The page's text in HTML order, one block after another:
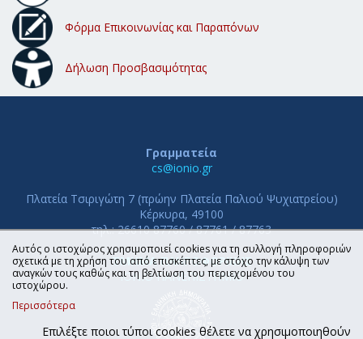
Φόρμα Επικοινωνίας και Παραπόνων
Δήλωση Προσβασιμότητας
Γραμματεία
cs@ionio.gr
Πλατεία Τσιριγώτη 7 (πρώην Πλατεία Παλιού Ψυχιατρείου)
Κέρκυρα, 49100
τηλ.: 26610 87760 / 87761 / 87763
ΤΜΗΜΑ ΠΛΗΡΟΦΟΡΙΚΗΣ
ΙΟΝΙΟ ΠΑΝΕΠΙΣΤΗΜΙΟ
Αυτός ο ιστοχώρος χρησιμοποιεί cookies για τη συλλογή πληροφοριών
σχετικά με τη χρήση του από επισκέπτες, με στόχο την κάλυψη των
αναγκών τους καθώς και τη βελτίωση του περιεχομένου του
ιστοχώρου.
Περισσότερα
Επιλέξτε ποιοι τύποι cookies θέλετε να χρησιμοποιηθούν